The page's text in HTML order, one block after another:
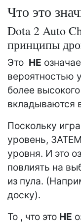
Что это
Dota 2 Auto
принципы
Это НЕ
вероятностью
более
вкладываются
Поскольку
уровень,
уровня. И это
повлиять на
из пула.
доску).
То , что это НЕ